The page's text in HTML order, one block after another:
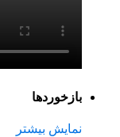
‌بازخوردها
نمایش بیشتر